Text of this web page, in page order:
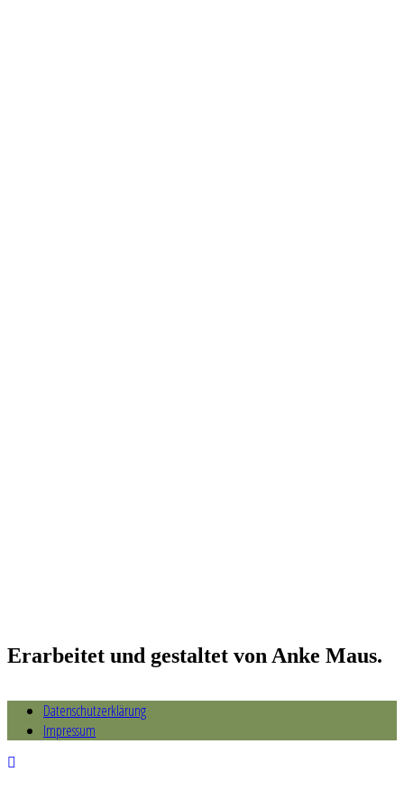
Erarbeitet und gestaltet von Anke Maus.
Datenschutzerklärung
Impressum